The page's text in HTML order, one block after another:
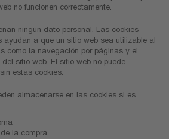
no funcionen correctamente.
ningún dato personal. Las cookies
ayudan a que un sitio web sea utilizable al
como la navegación por páginas y el
sitio web. El sitio web no puede
estas cookies.
almacenarse en las cookies si es
la compra